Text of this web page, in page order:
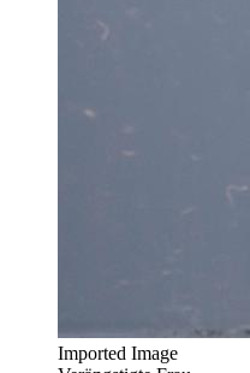
Imported Image